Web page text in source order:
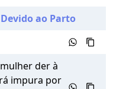
ao Parto
der à
impura por